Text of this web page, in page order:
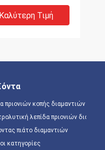
που
Καλύτερη Τιμή
πριονιών κοπής διαμαντιών
λεπίδα πριονιών
πιάτο διαμαντιών
κατηγορίες